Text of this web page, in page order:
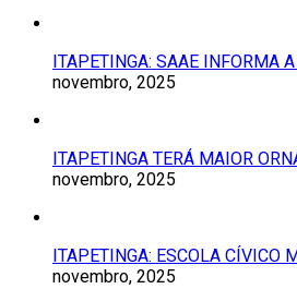
ITAPETINGA: SAAE INFORMA
novembro, 2025
ITAPETINGA TERÁ MAIOR
novembro, 2025
ITAPETINGA: ESCOLA CÍVICO
novembro, 2025